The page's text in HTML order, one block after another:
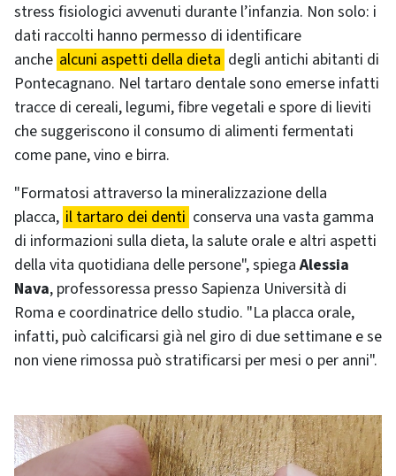
stress fisiologici avvenuti durante l’infanzia. Non solo: i
dati raccolti hanno permesso di identificare
anche alcuni aspetti della dieta degli antichi abitanti di
Pontecagnano. Nel tartaro dentale sono emerse infatti
tracce di cereali, legumi, fibre vegetali e spore di lieviti
che suggeriscono il consumo di alimenti fermentati
come pane, vino e birra.
"Formatosi attraverso la mineralizzazione della
placca, il tartaro dei denti conserva una vasta gamma
di informazioni sulla dieta, la salute orale e altri aspetti
della vita quotidiana delle persone", spiega Alessia
Nava, professoressa presso Sapienza Università di
Roma e coordinatrice dello studio. "La placca orale,
infatti, può calcificarsi già nel giro di due settimane e se
non viene rimossa può stratificarsi per mesi o per anni".